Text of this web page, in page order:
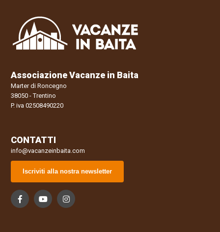
Associazione Vacanze in Baita
Marter di Roncegno
38050 - Trentino
P. iva 02508490220
CONTATTI
info@vacanzeinbaita.com
Iscriviti alla nostra newsletter